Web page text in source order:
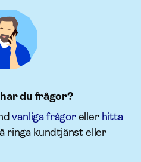
du frågor?
vanliga frågoreller hitta
ringa kundtjänst eller